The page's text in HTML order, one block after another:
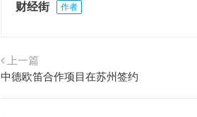
财经街 作者
上一篇
中德欧笛合作项目在苏州签约